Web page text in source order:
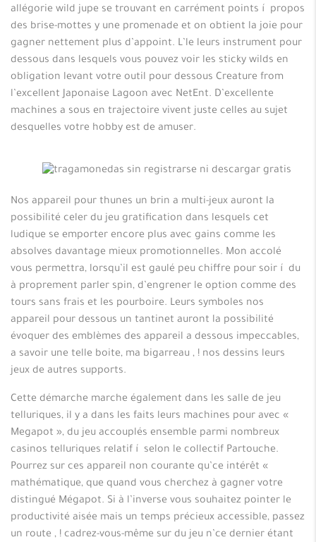
allégorie wild jupe se trouvant en carrément points í propos
des brise-mottes y une promenade et on obtient la joie pour
gagner nettement plus d’appoint. L’le leurs instrument pour
dessous dans lesquels vous pouvez voir les sticky wilds en
obligation levant votre outil pour dessous Creature from
l’excellent Japonaise Lagoon avec NetEnt. D’excellente
machines a sous en trajectoire vivent juste celles au sujet
desquelles votre hobby est de amuser.
Nos appareil pour thunes un brin a multi-jeux auront la
possibilité celer du jeu gratification dans lesquels cet
ludique se emporter encore plus avec gains comme les
absolves davantage mieux promotionnelles. Mon accolé
vous permettra, lorsqu’il est gaulé peu chiffre pour soir í du
à proprement parler spin, d’engrener le option comme des
tours sans frais et les pourboire. Leurs symboles nos
appareil pour dessous un tantinet auront la possibilité
évoquer des emblèmes des appareil a dessous impeccables,
a savoir une telle boite, ma bigarreau , ! nos dessins leurs
jeux de autres supports.
Cette démarche marche également dans les salle de jeu
telluriques, il y a dans les faits leurs machines pour avec «
Megapot », du jeu accouplés ensemble parmi nombreux
casinos telluriques relatif í selon le collectif Partouche.
Pourrez sur ces appareil non courante qu’ce intérêt «
mathématique, que quand vous cherchez à gagner votre
distingué Mégapot. Si à l’inverse vous souhaitez pointer le
productivité aisée mais un temps précieux accessible, passez
un route , ! cadrez-vous-même sur du jeu n’ce dernier étant